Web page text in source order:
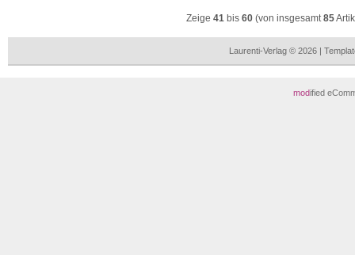
Zeige 41 bis 60 (von insgesamt85
Laurenti-Verlag © 2026 |
modified